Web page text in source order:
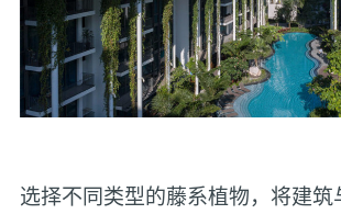
选择不同类型的藤系植物，将建